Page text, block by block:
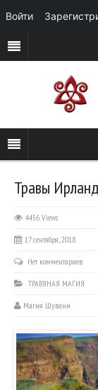
Травы
4456 Views
17 сентября, 2018
Нет комментариев
ТРАВЯНАЯ МАГИЯ
Магия Шувани
Войти